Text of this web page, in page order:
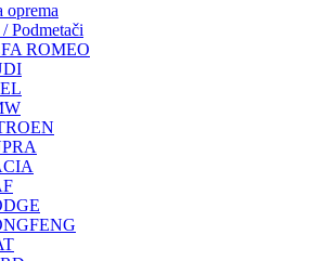
oprema
Podmetači
ROMEO